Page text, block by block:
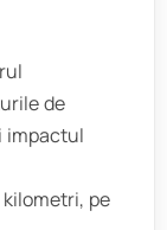
de
impactul
pe